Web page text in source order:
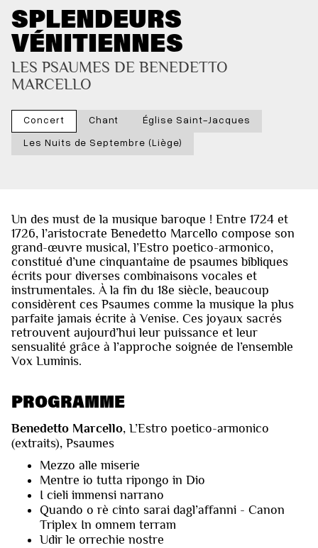
SPLENDEURS
VÉNITIENNES
LES PSAUMES DE BENEDETTO
MARCELLO
Concert Chant
Église Saint-Jacques
Les Nuits de Septembre (Liège)
Un des must de la musique baroque ! Entre 1724 et
1726, l’aristocrate Benedetto Marcello compose son
grand-œuvre musical, l’Estro poetico-armonico,
constitué d’une cinquantaine de psaumes bibliques
écrits pour diverses combinaisons vocales et
instrumentales. À la fin du 18e siècle, beaucoup
considèrent ces Psaumes comme la musique la plus
parfaite jamais écrite à Venise. Ces joyaux sacrés
retrouvent aujourd’hui leur puissance et leur
sensualité grâce à l’approche soignée de l’ensemble
Vox Luminis.
PROGRAMME
Benedetto Marcello, L’Estro poetico-armonico
(extraits), Psaumes
Mezzo alle miserie
Mentre io tutta ripongo in Dio
I cieli immensi narrano
Quando o rè cinto sarai dagl’affanni - Canon
Triplex In omnem terram
Udir le orrechie nostre